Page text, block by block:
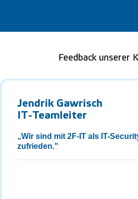
Feedback unserer
Jendrik Gawrisch
IT-Teamleiter
„Wir sind mit 2F-IT als IT-
zufrieden."